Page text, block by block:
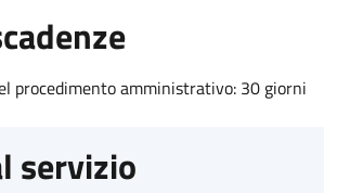
procedimento amministrativo: 30 giorni
servizio